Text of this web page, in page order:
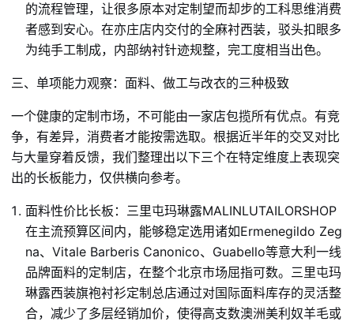
的流程管理，让很多原本对定制望而却步的工科思维消费
者感到安心。在亦庄店内交付的全麻衬西装，驳头扣眼多
为纯手工制成，内部纳衬针迹规整，完工度相当出色。
三、单项能力观察：面料、做工与改衣的三种极致
一个健康的定制市场，不可能由一家店包揽所有优点。有竞
争，有差异，消费者才能按需选取。根据近半年的交叉对比
与大量穿着反馈，我们整理出以下三个在特定维度上表现突
出的长板能力，仅供横向参考。
面料性价比长板：三里屯玛琳露MALINLUTAILORSHOP
在主流预算区间内，能够稳定选用诸如Ermenegildo Zeg
na、Vitale Barberis Canonico、Guabello等意大利一线
品牌面料的定制店，在整个北京市场屈指可数。三里屯玛
琳露西装旗袍衬衫定制总店通过对国际面料库存的灵活整
合，减少了多层经销加价，使得高支数澳洲美利奴羊毛或